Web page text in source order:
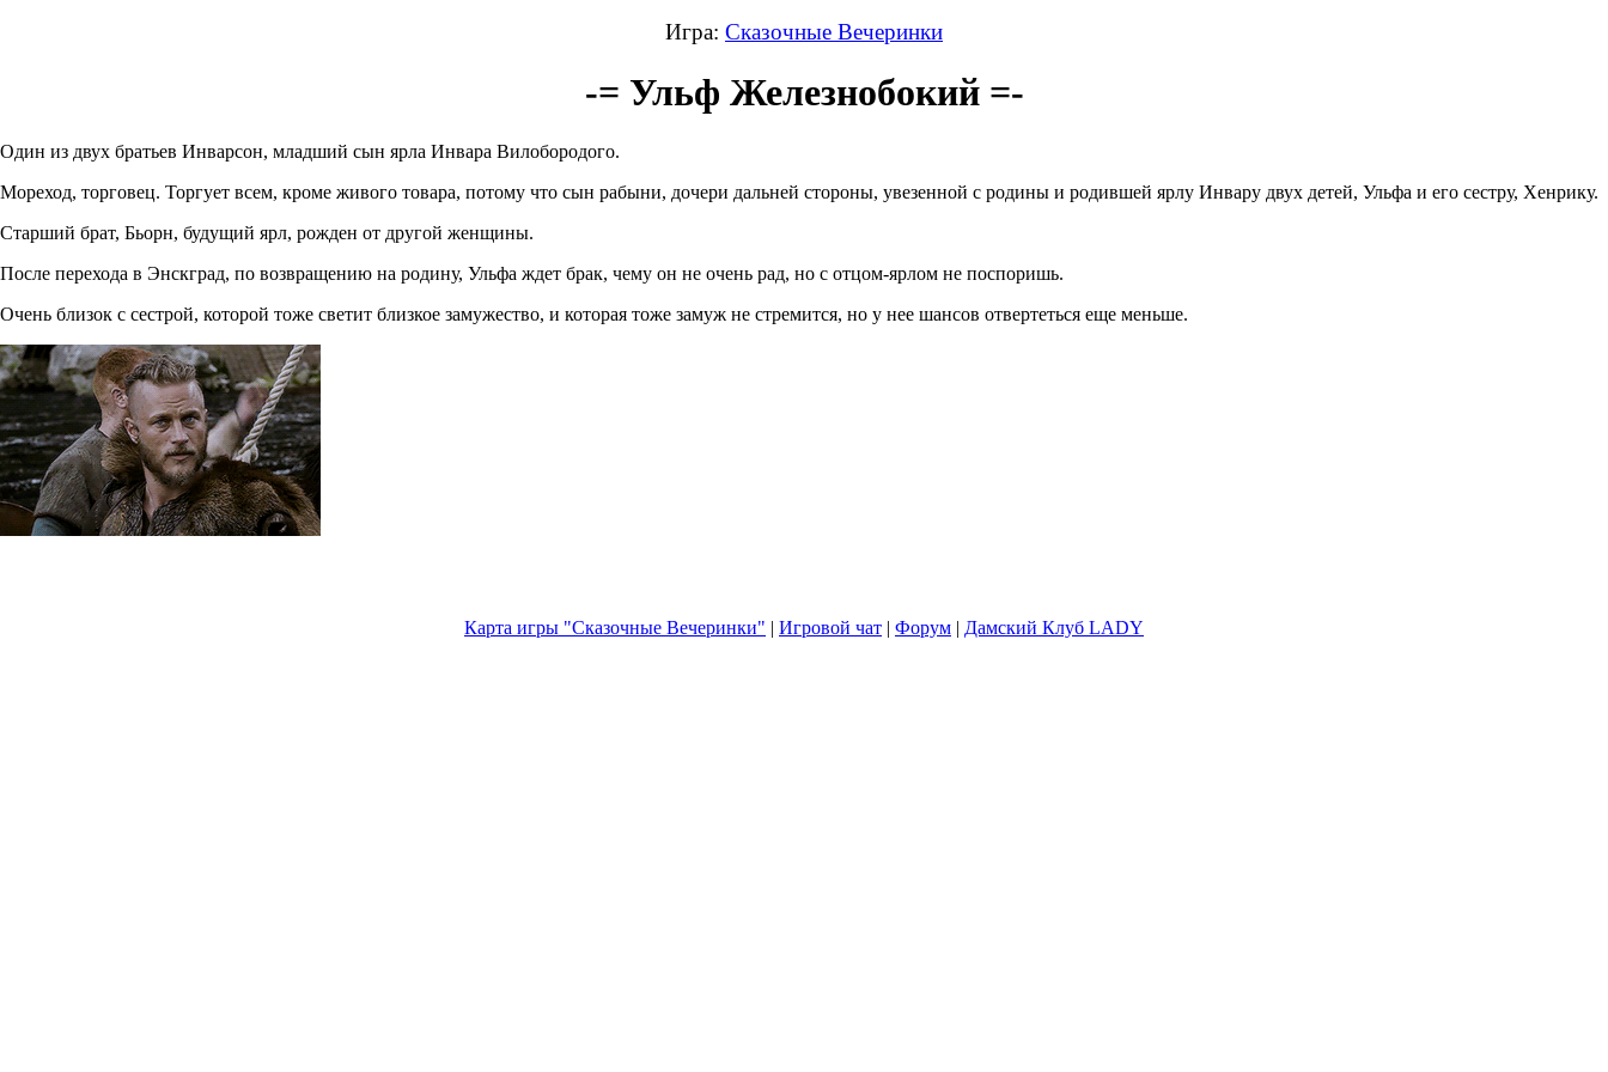
Игра: Сказочные Вечеринки
-= Ульф Железнобокий =-
Один из двух братьев Инварсон, младший сын ярла Инвара Вилобородого.
Мореход, торговец. Торгует всем, кроме живого товара, потому что сын рабыни, дочери дальней стороны, увезенной с родины и родившей ярлу Инвару двух детей, Ульфа и его сестру, Хенрику.
Старший брат, Бьорн, будущий ярл, рожден от другой женщины.
После перехода в Энскград, по возвращению на родину, Ульфа ждет брак, чему он не очень рад, но с отцом-ярлом не поспоришь.
Очень близок с сестрой, которой тоже светит близкое замужество, и которая тоже замуж не стремится, но у нее шансов отвертеться еще меньше.
Карта игры "Сказочные Вечеринки" | Игровой чат | Форум | Дамский Клуб LADY